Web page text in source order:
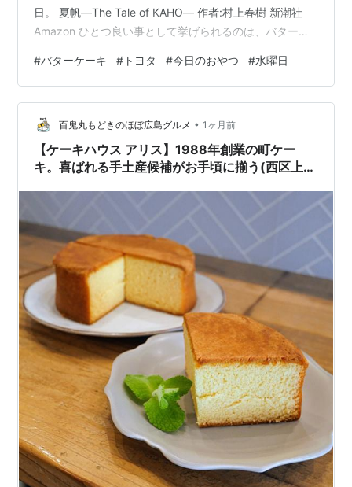
日。 夏帆―The Tale of KAHO― 作者:村上春樹 新潮社
Amazon ひとつ良い事として挙げられるのは、バターケ
ったカーディーラーで、コーヒーと共にいただいたも
の。リコールについては予約のみで後日対応となったけ
れど、茶菓子として出されたバターケーキはとびきりお
いしい。広島県の、どこにでもある感じの洋菓子店が売
っている、手土産用のお菓子のようだが、どうしてこん
なにおいしいのだろう。ト…
#バターケーキ # トヨタ #今日のおやつ #水曜日
百鬼丸もどきのほぼ広島グルメ • 1ヶ月前
【ケーキハウス アリス】1988年創業の町ケー
キ。喜ばれる手土産候補がお手頃に揃う(西区上天